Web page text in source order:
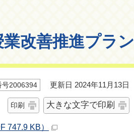
改善推進プラン
号2006394 更新日 2024年11月13日
印刷 大きな文字で印刷
KB）